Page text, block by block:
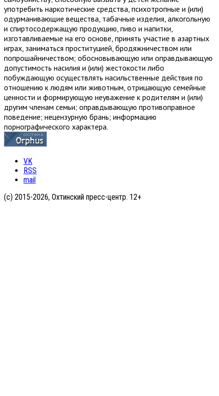
употребить наркотические средства, психотропные и (или)
одурманивающие вещества, табачные изделия, алкогольную
и спиртосодержащую продукцию, пиво и напитки,
изготавливаемые на его основе, принять участие в азартных
играх, заниматься проституцией, бродяжничеством или
попрошайничеством; обосновывающую или оправдывающую
допустимость насилия и (или) жестокости либо
побуждающую осуществлять насильственные действия по
отношению к людям или животным, отрицающую семейные
ценности и формирующую неуважение к родителям и (или)
другим членам семьи; оправдывающую противоправное
поведение; нецензурную брань; информацию
порнографического характера.
VK
RSS
mail
(с) 2015-2026, Охтинский пресс-центр. 12+